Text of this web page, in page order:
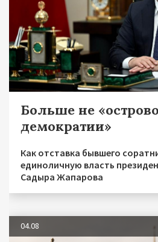
Больше не
демократии»
Как отставка бывшего
единоличную власть
Садыра Жапарова
04.08